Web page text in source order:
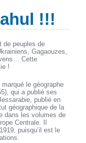
!!!
de peuples de
Gagaouzes,
Cette
!
marqué le géographe
qui a publié ses
, publié en
géographique de la
dans les volumes de
Centrale. Il
puisqu’il est le